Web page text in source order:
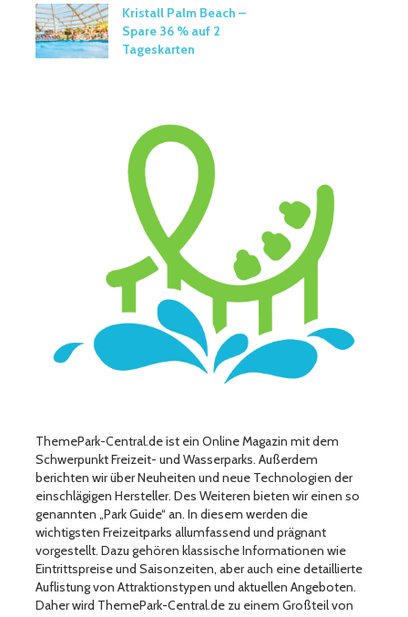
Kristall Palm Beach –
Spare 36 % auf 2
Tageskarten
ThemePark-Central.de ist ein Online Magazin mit dem
Schwerpunkt Freizeit- und Wasserparks. Außerdem
berichten wir über Neuheiten und neue Technologien der
einschlägigen Hersteller. Des Weiteren bieten wir einen so
genannten „Park Guide“ an. In diesem werden die
wichtigsten Freizeitparks allumfassend und prägnant
vorgestellt. Dazu gehören klassische Informationen wie
Eintrittspreise und Saisonzeiten, aber auch eine detaillierte
Auflistung von Attraktionstypen und aktuellen Angeboten.
Daher wird ThemePark-Central.de zu einem Großteil von